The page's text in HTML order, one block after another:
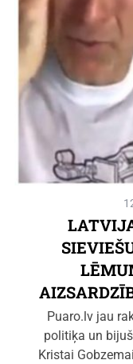
Puaro.lv jau
politiķa un
Kristai